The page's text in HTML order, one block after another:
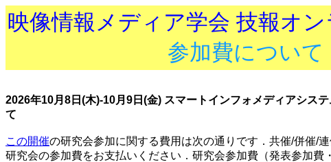
映像情報メディア学会 技報オ
参加費について
2026年10月8日(木)-10月9日(金) スマートインフォメディアシス
て
この開催の研究会参加に関する費用は次の通りです．共催/併催/
研究会の参加費をお支払いください．研究会参加費（発表参加